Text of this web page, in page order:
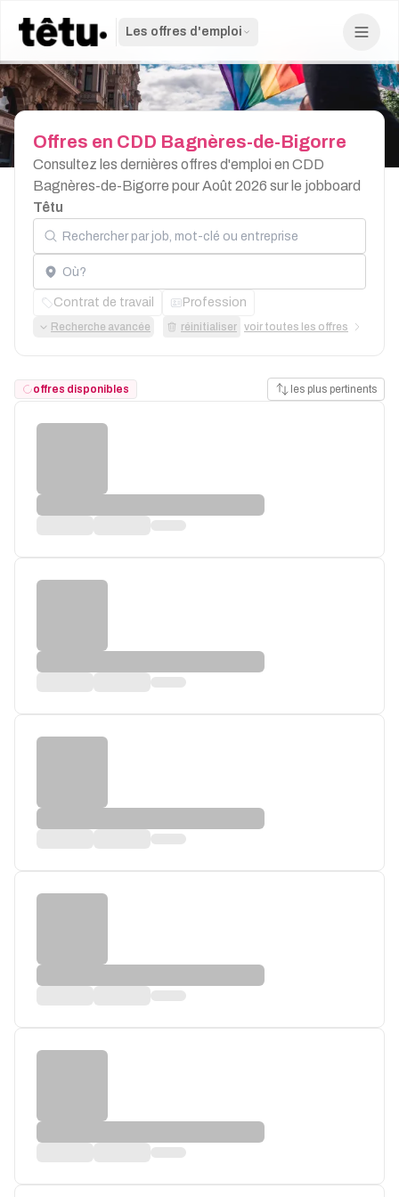
Les offres d'emploi
Offres en CDD Bagnères-de-Bigorre
Consultez les dernières offres d'emploi en CDD
Bagnères-de-Bigorre pour Août 2026 sur le jobboard
Têtu
Rechercher par job, mot-clé ou entreprise
Localisation
Contrat de travail Profession
Recherche avancée réinitialiser voir toutes les offres
offres disponibles les plus pertinents